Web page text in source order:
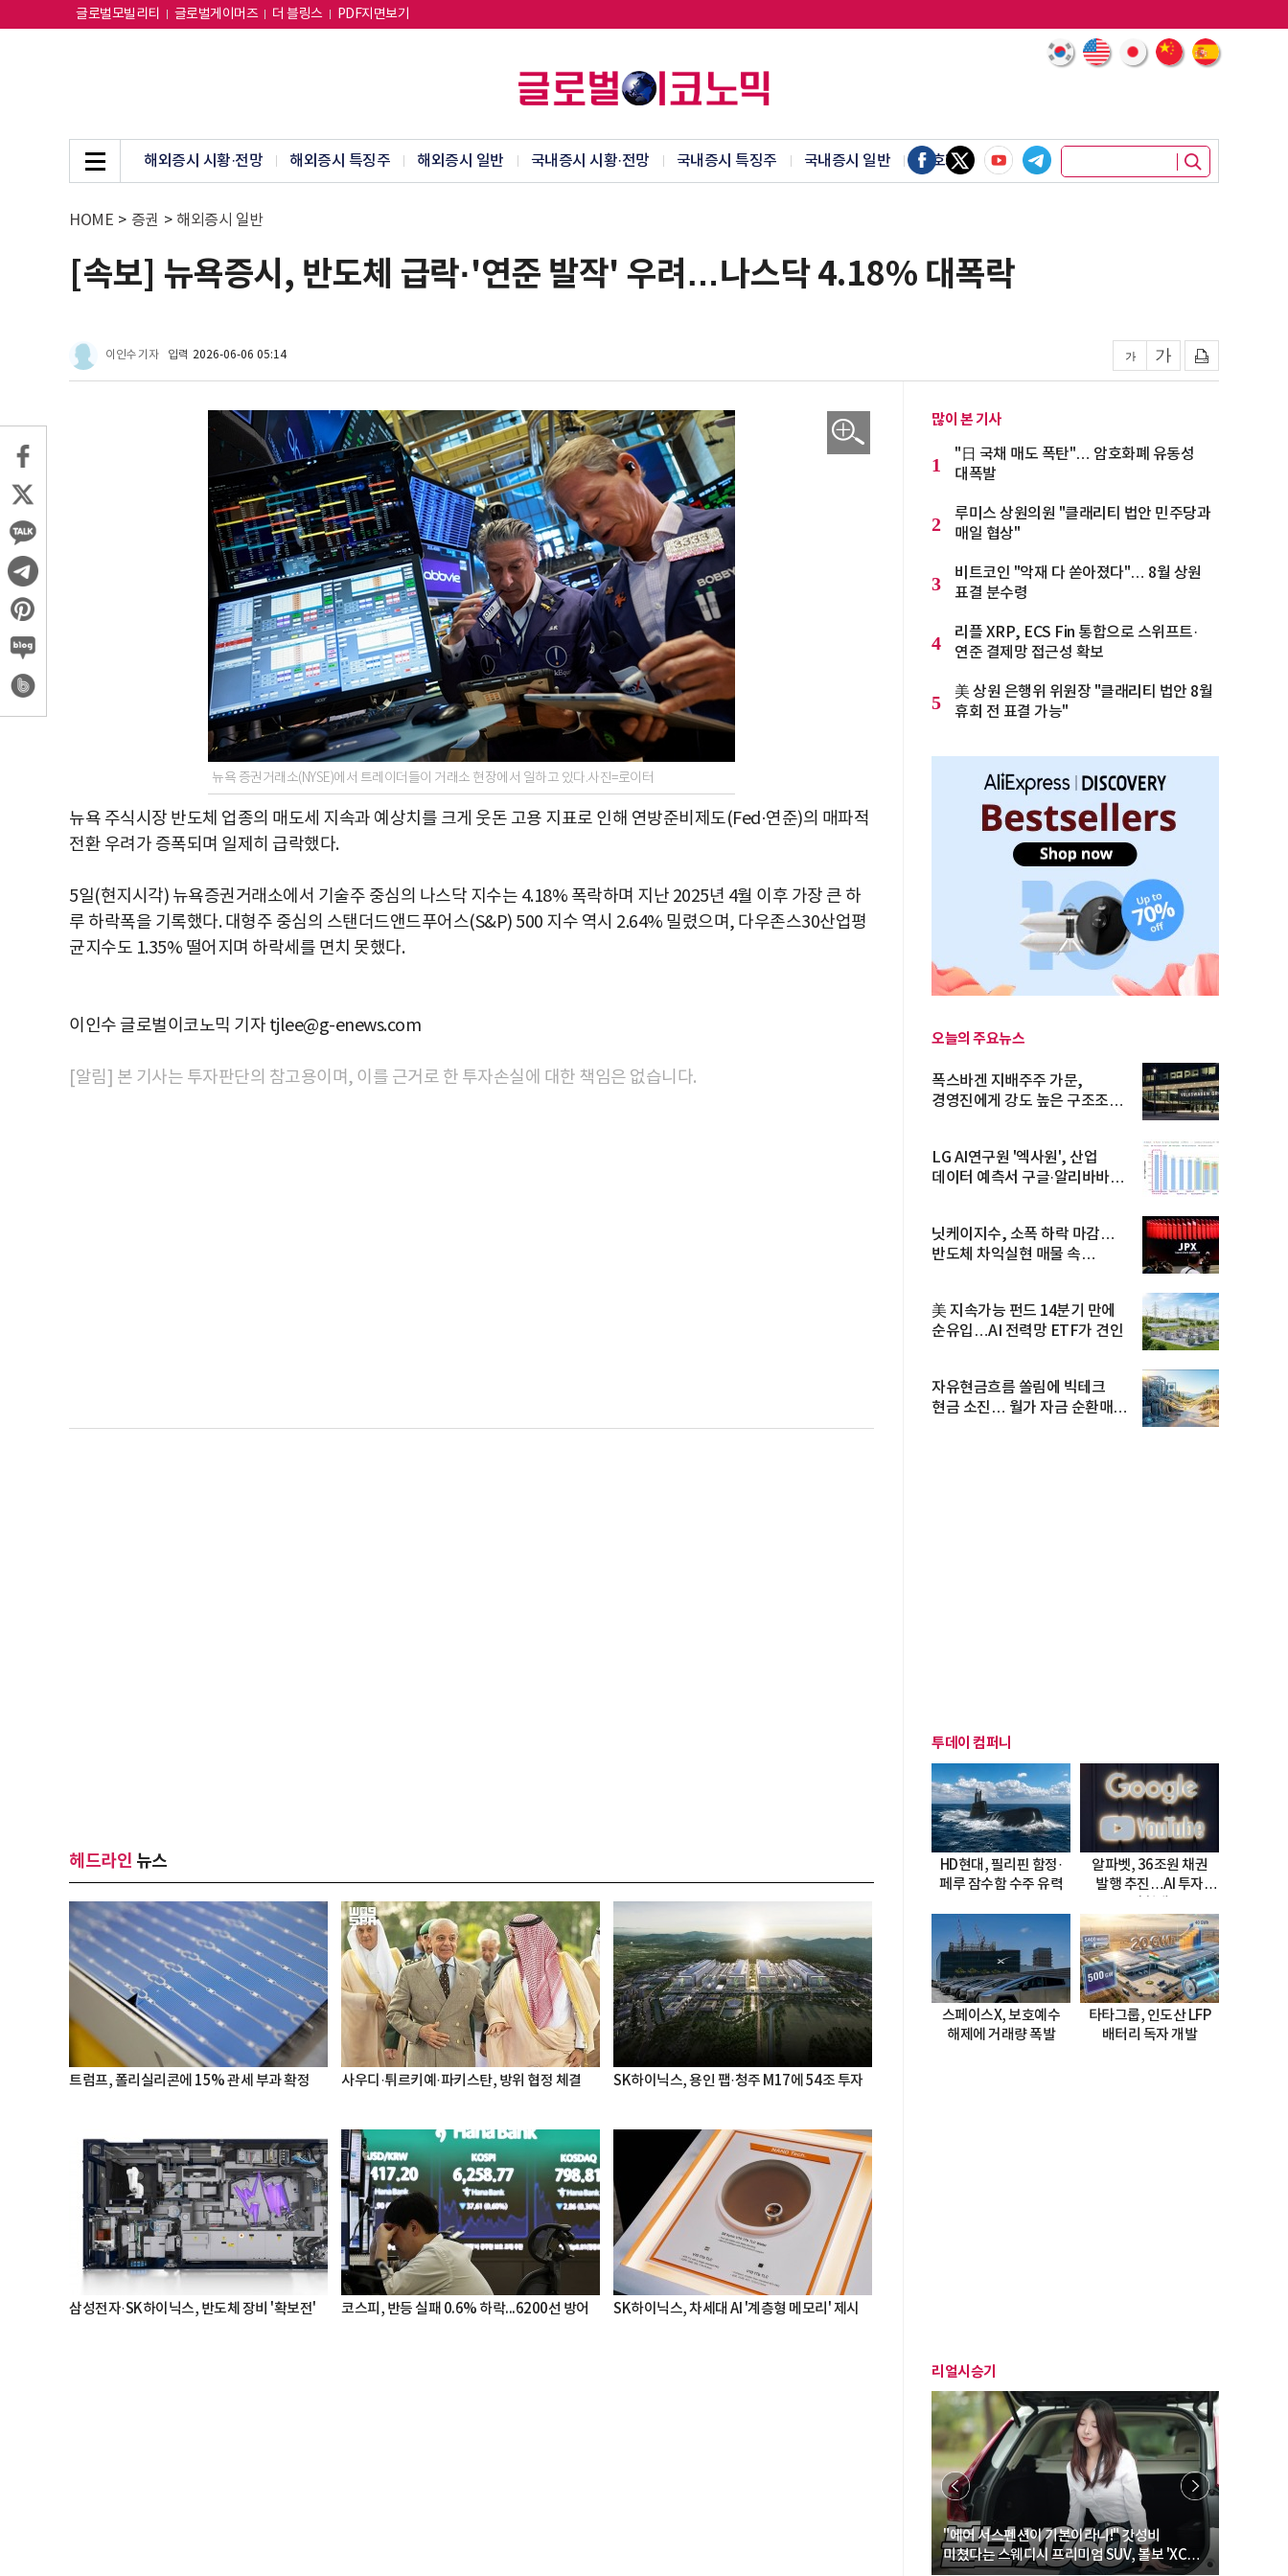
글로벌모빌리티 글로벌게이머즈 더 블링스 PDF지면보기
해외증시 시황·전망 해외증시 특징주 해외증시 일반 국내증시 시황·전망 국내증시 특징주 국내증시 일반 암호화폐
HOME > 증권 > 해외증시 일반
[속보] 뉴욕증시, 반도체 급락·'연준 발작' 우려…나스닥 4.18% 대폭락
이인수 기자 입력 2026-06-06 05:14
뉴욕 증권거래소(NYSE)에서 트레이더들이 거래소 현장에서 일하고 있다.사진=로이터
뉴욕 주식시장 반도체 업종의 매도세 지속과 예상치를 크게 웃돈 고용 지표로 인해 연방준비제도(Fed·연준)의 매파적
전환 우려가 증폭되며 일제히 급락했다.
5일(현지시각) 뉴욕증권거래소에서 기술주 중심의 나스닥 지수는 4.18% 폭락하며 지난 2025년 4월 이후 가장 큰 하
루 하락폭을 기록했다. 대형주 중심의 스탠더드앤드푸어스(S&P) 500 지수 역시 2.64% 밀렸으며, 다우존스30산업평
균지수도 1.35% 떨어지며 하락세를 면치 못했다.
이인수 글로벌이코노믹 기자 tjlee@g-enews.com
[알림] 본 기사는 투자판단의 참고용이며, 이를 근거로 한 투자손실에 대한 책임은 없습니다.
헤드라인 뉴스
트럼프, 폴리실리콘에 15% 관세 부과 확정 사우디·튀르키예·파키스탄, 방위 협정 체결 SK하이닉스, 용인 팹·청주 M17에 54조 투자
삼성전자·SK하이닉스, 반도체 장비 '확보전' 코스피, 반등 실패 0.6% 하락...6200선 방어 SK하이닉스, 차세대 AI '계층형 메모리' 제시
많이 본 기사
1
"日 국채 매도 폭탄"… 암호화폐 유동성
대폭발
2
루미스 상원의원 "클래리티 법안 민주당과
매일 협상"
3
비트코인 "악재 다 쏟아졌다"… 8월 상원
표결 분수령
4
리플 XRP, ECS Fin 통합으로 스위프트·
연준 결제망 접근성 확보
5
美 상원 은행위 위원장 "클래리티 법안 8월
휴회 전 표결 가능"
오늘의 주요뉴스
폭스바겐 지배주주 가문,
경영진에게 강도 높은 구조조정
LG AI연구원 '엑사원', 산업
데이터 예측서 구글·알리바바
닛케이지수, 소폭 하락 마감…
반도체 차익실현 매물 속
美 지속가능 펀드 14분기 만에
순유입…AI 전력망 ETF가 견인
자유현금흐름 쏠림에 빅테크
현금 소진… 월가 자금 순환매
투데이 컴퍼니
HD현대, 필리핀 함정·
페루 잠수함 수주 유력
알파벳, 36조원 채권
발행 추진…AI 투자
스페이스X, 보호예수
해제에 거래량 폭발
타타그룹, 인도산 LFP
배터리 독자 개발
리얼시승기
"에어 서스펜션이 기본이라니!" 갓성비
미쳤다는 스웨디시 프리미엄 SUV, 볼보 'XC60